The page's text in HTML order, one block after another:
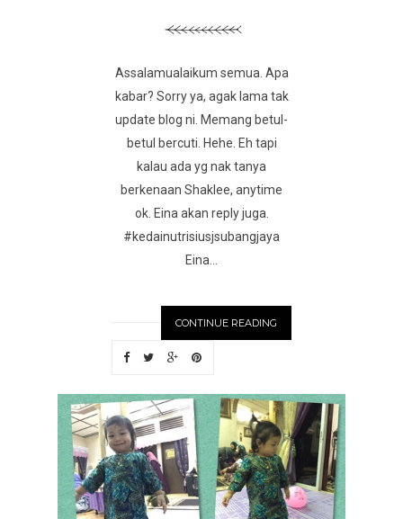
Assalamualaikum semua. Apa
kabar? Sorry ya, agak lama tak
update blog ni. Memang betul-
betul bercuti. Hehe. Eh tapi
kalau ada yg nak tanya
berkenaan Shaklee, anytime
ok. Eina akan reply juga.
#kedainutrisiusjsubangjaya
Eina...
CONTINUE READING